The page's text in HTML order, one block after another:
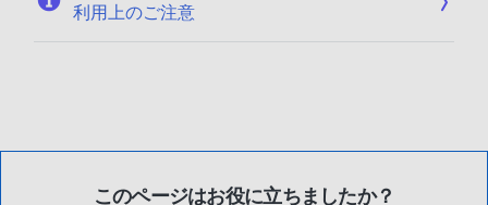
利用上のご注意
このページはお役に立ちましたか？